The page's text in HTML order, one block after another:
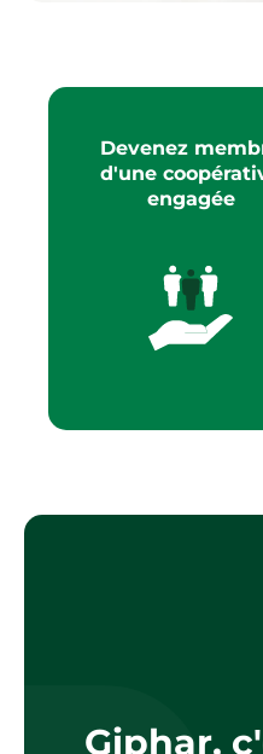
Devenez
d'une
engagée
Giphar,